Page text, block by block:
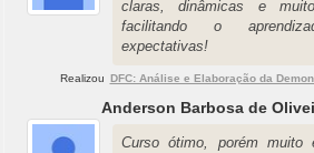
claras, dinâmicas e
facilitando o
expectativas!
Realizou DFC: Análise e Elaboração da
Anderson Barbosa de
Curso ótimo, porém muito